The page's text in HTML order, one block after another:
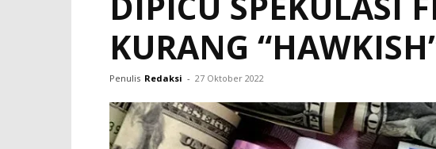
KURANG
Penulis Redaksi - 27 Oktober 2022